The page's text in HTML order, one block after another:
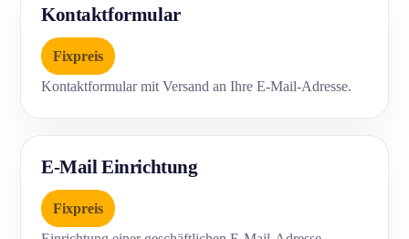
Kontaktformular
Fixpreis
Kontaktformular mit Versand an Ihre E-Mail-Adresse.
E-Mail Einrichtung
Fixpreis